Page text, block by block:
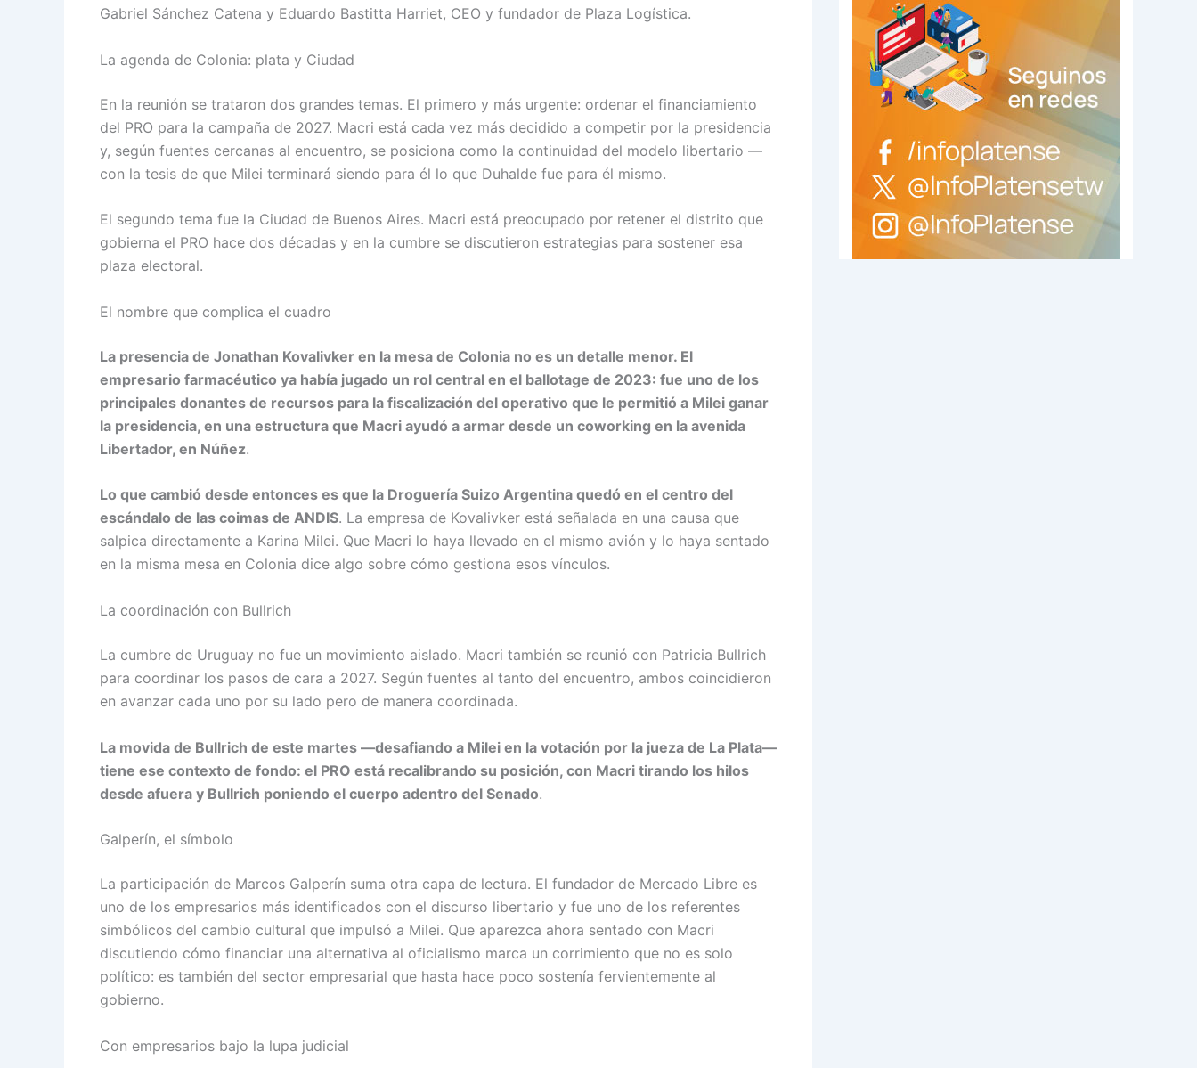
Gabriel Sánchez Catena y Eduardo Bastitta Harriet, CEO y fundador de Plaza Logística.
La agenda de Colonia: plata y Ciudad
En la reunión se trataron dos grandes temas. El primero y más urgente: ordenar el financiamiento
del PRO para la campaña de 2027. Macri está cada vez más decidido a competir por la presidencia
y, según fuentes cercanas al encuentro, se posiciona como la continuidad del modelo libertario —
con la tesis de que Milei terminará siendo para él lo que Duhalde fue para él mismo.
El segundo tema fue la Ciudad de Buenos Aires. Macri está preocupado por retener el distrito que
gobierna el PRO hace dos décadas y en la cumbre se discutieron estrategias para sostener esa
plaza electoral.
El nombre que complica el cuadro
La presencia de Jonathan Kovalivker en la mesa de Colonia no es un detalle menor. El
empresario farmacéutico ya había jugado un rol central en el ballotage de 2023: fue uno de los
principales donantes de recursos para la fiscalización del operativo que le permitió a Milei ganar
la presidencia, en una estructura que Macri ayudó a armar desde un coworking en la avenida
Libertador, en Núñez.
Lo que cambió desde entonces es que la Droguería Suizo Argentina quedó en el centro del
escándalo de las coimas de ANDIS. La empresa de Kovalivker está señalada en una causa que
salpica directamente a Karina Milei. Que Macri lo haya llevado en el mismo avión y lo haya sentado
en la misma mesa en Colonia dice algo sobre cómo gestiona esos vínculos.
La coordinación con Bullrich
La cumbre de Uruguay no fue un movimiento aislado. Macri también se reunió con Patricia Bullrich
para coordinar los pasos de cara a 2027. Según fuentes al tanto del encuentro, ambos coincidieron
en avanzar cada uno por su lado pero de manera coordinada.
La movida de Bullrich de este martes —desafiando a Milei en la votación por la jueza de La Plata—
tiene ese contexto de fondo: el PRO está recalibrando su posición, con Macri tirando los hilos
desde afuera y Bullrich poniendo el cuerpo adentro del Senado.
Galperín, el símbolo
La participación de Marcos Galperín suma otra capa de lectura. El fundador de Mercado Libre es
uno de los empresarios más identificados con el discurso libertario y fue uno de los referentes
simbólicos del cambio cultural que impulsó a Milei. Que aparezca ahora sentado con Macri
discutiendo cómo financiar una alternativa al oficialismo marca un corrimiento que no es solo
político: es también del sector empresarial que hasta hace poco sostenía fervientemente al
gobierno.
Con empresarios bajo la lupa judicial